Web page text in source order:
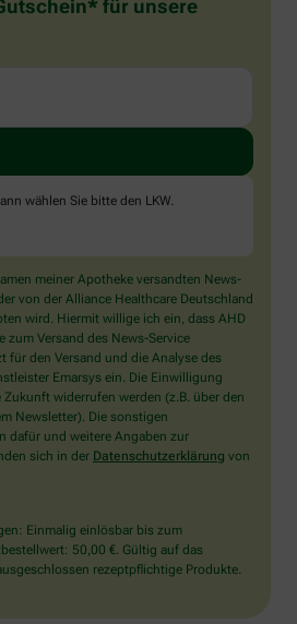
für unsere
wählen Sie bitte den LKW
meiner Apotheke versandten News-
von der Alliance Healthcare Deutschland
wird. Hiermit willige ich ein, dass AHD
zum Versand des News-Service
für den Versand und die Analyse des
Emarsys ein. Die Einwilligung
widerrufen werden (z.B. über den
Newsletter). Die sonstigen
dafür und weitere Angaben zur
sich in der Datenschutzerklärung von
Einmalig einlösbar bis zum
50,00 €. Gültig auf das
rezeptpflichtige Produkte.